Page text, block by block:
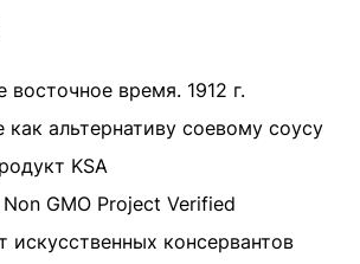
восточное время. 1912 г.
как альтернативу соевому соусу
KSA
GMO Project Verified
искусственных консервантов